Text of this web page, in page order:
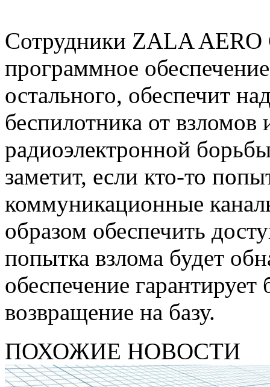
Сотрудники ZALA AERO
программное
остального, обеспечит
беспилотника от
радиоэлектронной
заметит, если кто-то
коммуникационные
образом обеспечить
попытка взлома будет
обеспечение
возвращение на базу.
ПОХОЖИЕ НОВОСТИ